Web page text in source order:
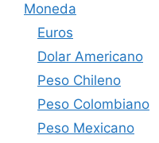
Moneda
Euros
Dolar Americano
Peso Chileno
Peso Colombiano
Peso Mexicano